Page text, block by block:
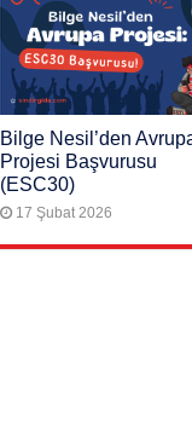
Bilge Nesil’den
Projesi Başvurusu
(ESC30)
17 Şubat 2026